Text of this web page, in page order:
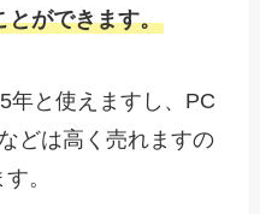
とができます。
年と使えますし、PC
どは高く売れますの
。